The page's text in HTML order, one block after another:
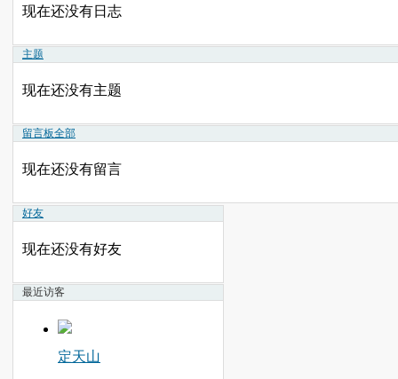
现在还没有日志
主题
现在还没有主题
留言板全部
现在还没有留言
好友
现在还没有好友
最近访客
定天山